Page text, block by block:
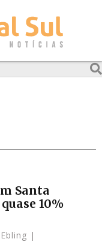
Santa
10%